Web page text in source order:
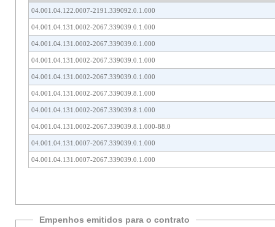
04.001.04.122.0007-2191.339092.0.1.000
04.001.04.131.0002-2067.339039.0.1.000
04.001.04.131.0002-2067.339039.0.1.000
04.001.04.131.0002-2067.339039.0.1.000
04.001.04.131.0002-2067.339039.0.1.000
04.001.04.131.0002-2067.339039.8.1.000
04.001.04.131.0002-2067.339039.8.1.000
04.001.04.131.0002-2067.339039.8.1.000-88.0
04.001.04.131.0007-2067.339039.0.1.000
04.001.04.131.0007-2067.339039.0.1.000
Empenhos emitidos para o contrato